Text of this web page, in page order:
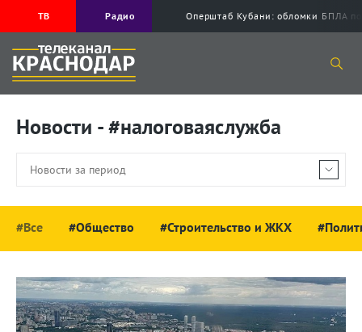
ТВ Радио Оперштаб Кубани: обломки БПЛА
Новости - #налоговаяслужба
#Все #Общество #Строительство и ЖКХ